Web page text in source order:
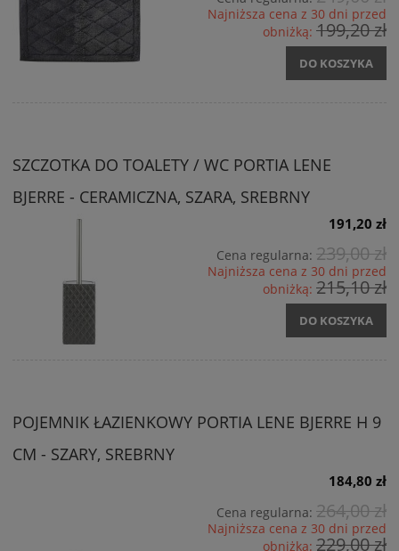
Najniższa cena z 30 dni przed
obniżką: 199,20 zł
DO KOSZYKA
SZCZOTKA DO TOALETY / WC PORTIA LENE
BJERRE - CERAMICZNA, SZARA, SREBRNY
191,20 zł
Cena regularna: 239,00 zł
Najniższa cena z 30 dni przed
obniżką: 215,10 zł
DO KOSZYKA
POJEMNIK ŁAZIENKOWY PORTIA LENE BJERRE H 9
CM - SZARY, SREBRNY
184,80 zł
Cena regularna: 264,00 zł
Najniższa cena z 30 dni przed
obniżką: 229,00 zł